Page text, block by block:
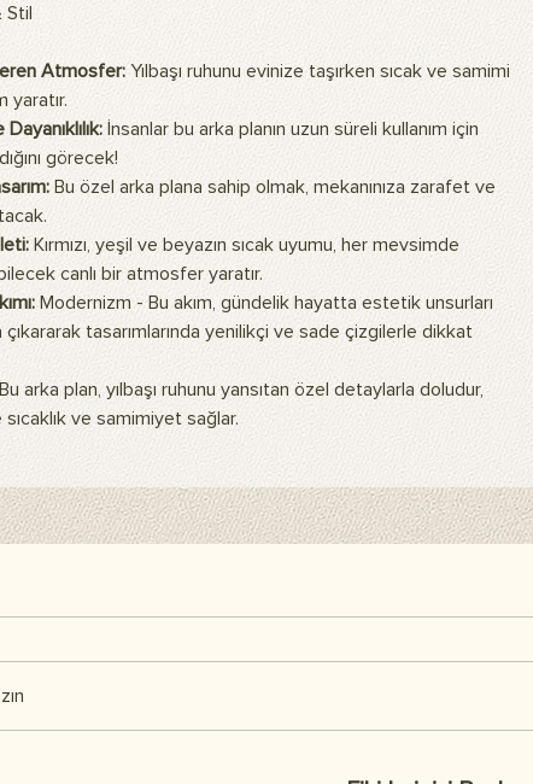
Stil
Atmosfer: Yılbaşı ruhunu evinize taşırken sıcak ve samimi
yaratır.
İnsanlar bu arka planın uzun süreli kullanım için
görecek!
Bu özel arka plana sahip olmak, mekanınıza zarafet ve
Kırmızı, yeşil ve beyazın sıcak uyumu, her mevsimde
canlı bir atmosfer yaratır.
Modernizm - Bu akım, gündelik hayatta estetik unsurları
çıkararak tasarımlarında yenilikçi ve sade çizgilerle dikkat
Bu arka plan, yılbaşı ruhunu yansıtan özel detaylarla doludur,
ve samimiyet sağlar.